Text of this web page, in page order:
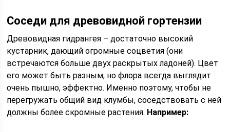
Соседи для древовидной гортензии
Древовидная гидрангея – достаточно высокий
кустарник, дающий огромные соцветия (они
встречаются больше двух раскрытых ладоней). Цвет
его может быть разным, но флора всегда выглядит
очень пышно, эффектно. Именно поэтому, чтобы не
перегружать общий вид клумбы, соседствовать с ней
должны более скромные растения. Например: